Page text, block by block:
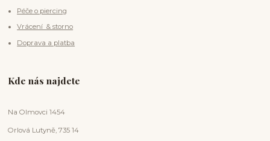
Péče o piercing
Vrácení & storno
Doprava a platba
Kde nás najdete
Na Olmovci 1454
Orlová Lutyně, 735 14